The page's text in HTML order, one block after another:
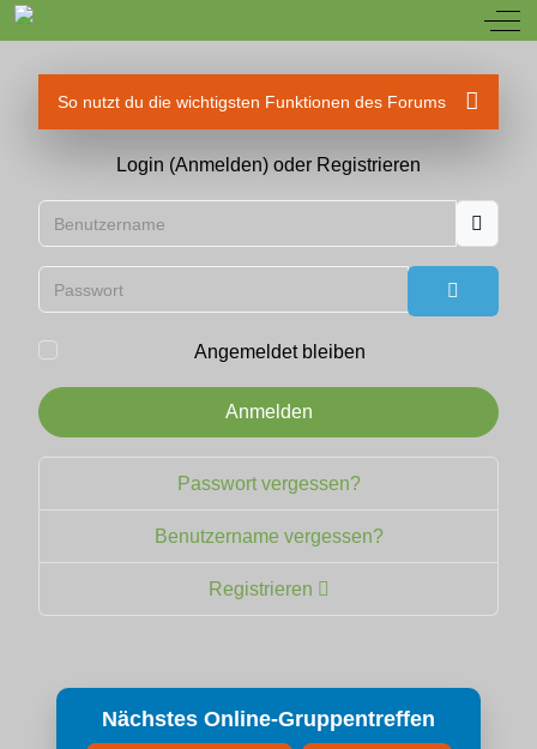
Off-
So nutzt du die wichtigsten Funktionen des Forums
Login (Anmelden) oder Registrieren
Benutzername
Passwort
Passwort
Angemeldet bleiben
Anmelden
Passwort vergessen?
Benutzername vergessen?
Registrieren
Nächstes Online-Gruppentreffen